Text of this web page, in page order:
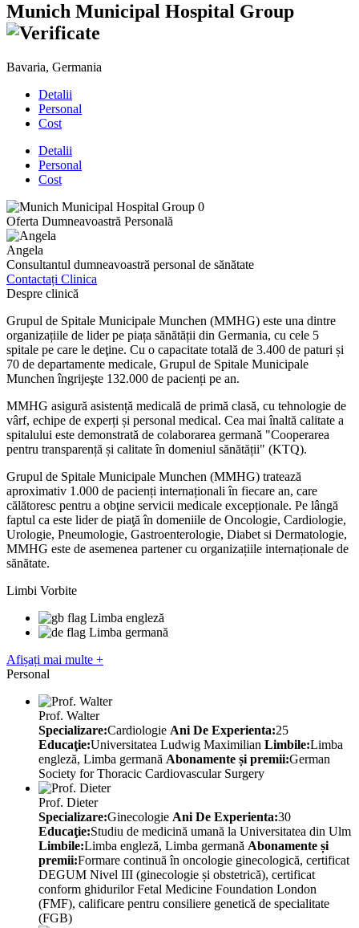
Munich Municipal Hospital Group
Bavaria, Germania
Detalii
Personal
Cost
Detalii
Personal
Cost
Oferta Dumneavoastră Personală
Angela
Consultantul dumneavoastră personal de sănătate
Contactați Clinica
Despre clinică
Grupul de Spitale Municipale Munchen (MMHG) este una dintre
organizațiile de lider pe piața sănătății din Germania, cu cele 5
spitale pe care le deţine. Cu o capacitate totală de 3.400 de paturi și
70 de departamente medicale, Grupul de Spitale Municipale
Munchen îngrijeşte 132.000 de pacienți pe an.
MMHG asigură asistență medicală de primă clasă, cu tehnologie de
vârf, echipe de experți și personal medical. Cea mai înaltă calitate a
spitalului este demonstrată de colaborarea germană "Cooperarea
pentru transparență și calitate în domeniul sănătății" (KTQ).
Grupul de Spitale Municipale Munchen (MMHG) tratează
aproximativ 1.000 de pacienți internaționali în fiecare an, care
călătoresc pentru a obţine servicii medicale excepționale. Pe lângă
faptul ca este lider de piaţă în domeniile de Oncologie, Cardiologie,
Urologie, Pneumologie, Gastroenterologie, Diabet si Dermatologie,
MMHG este de asemenea partener cu organizațiile internaționale de
sănătate.
Limbi Vorbite
Limba engleză
Limba germană
Afișați mai multe +
Personal
Prof. Walter
Specializare:Cardiologie Ani De Experienta:25
Educaţie:Universitatea Ludwig Maximilian Limbile:Limba
engleză, Limba germană Abonamente și premii:German
Society for Thoracic Cardiovascular Surgery
Prof. Dieter
Specializare:Ginecologie Ani De Experienta:30
Educaţie:Studiu de medicină umană la Universitatea din Ulm
Limbile:Limba engleză, Limba germană Abonamente și
premii:Formare continuă în oncologie ginecologică, certificat
DEGUM Nivel III (ginecologie și obstetrică), certificat
conform ghidurilor Fetal Medicine Foundation London
(FMF), calificare pentru consiliere genetică de specialitate
(FGB)